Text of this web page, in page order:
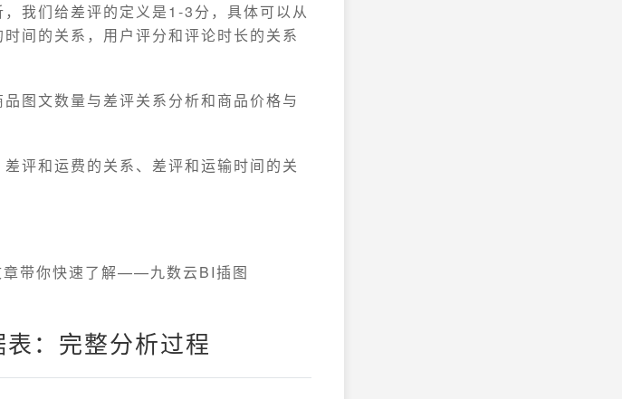
我们给差评的定义是1-3分，具体可以从
间的关系，用户评分和评论时长的关系
图文数量与差评关系分析和商品价格与
评和运费的关系、差评和运输时间的关
：完整分析过程